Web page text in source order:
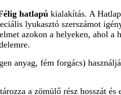
hatlapú kialakítás. A
lyukasztó szerszámot
azokon a helyeken, ahol a
anyag, fém forgács)
a zömülő rész hosszát és